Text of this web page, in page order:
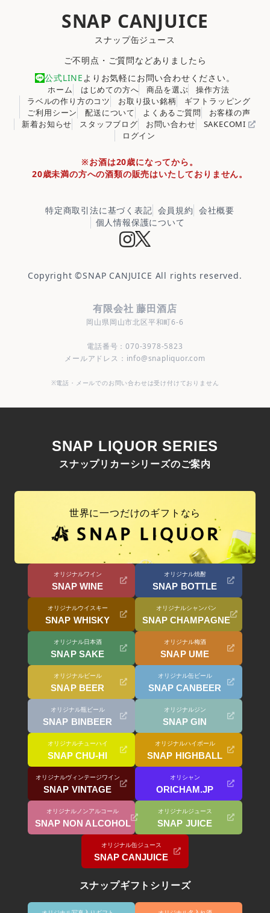
SNAP CANJUICE
スナップ缶ジュース
ご不明点・ご質問などありましたら
公式LINEよりお気軽にお問い合わせください。
ホーム はじめての方へ 商品を選ぶ
操作方法
ラベルの作り方のコツ
お取り扱い銘柄
ギフトラッピング
ご利用シーン
配送について よくあるご質問
お客様の声
新着お知らせ
スタッフブログ お問い合わせ
SAKECOMI
ログイン
※お酒は20歳になってから。
20歳未満の方への酒類の販売はいたしておりません。
特定商取引法に基づく表記 会員規約 会社概要
個人情報保護について
Copyright ©SNAP CANJUICE All rights reserved.
有限会社 藤田酒店
岡山県岡山市北区平和町6-6
電話番号：070-3978-5823
メールアドレス：info@snapliquor.com
※電話・メールでのお問い合わせは受け付けておりません
SNAP LIQUOR SERIES
スナップリカーシリーズのご案内
世界に一つだけのギフトなら
オリジナルワイン
SNAP WINE
オリジナル焼酎
SNAP BOTTLE
オリジナルウイスキー
SNAP WHISKY
オリジナルシャンパン
SNAP CHAMPAGNE
オリジナル日本酒
SNAP SAKE
オリジナル梅酒
SNAP UME
オリジナルビール
SNAP BEER
オリジナル缶ビール
SNAP CANBEER
オリジナル瓶ビール
SNAP BINBEER
オリジナルジン
SNAP GIN
オリジナルチューハイ
SNAP CHU-HI
オリジナルハイボール
SNAP HIGHBALL
オリジナルヴィンテージワイン
SNAP VINTAGE
オリシャン
ORICHAM.JP
オリジナルノンアルコール
SNAP NON ALCOHOL
オリジナルジュース
SNAP JUICE
オリジナル缶ジュース
SNAP CANJUICE
スナップギフトシリーズ